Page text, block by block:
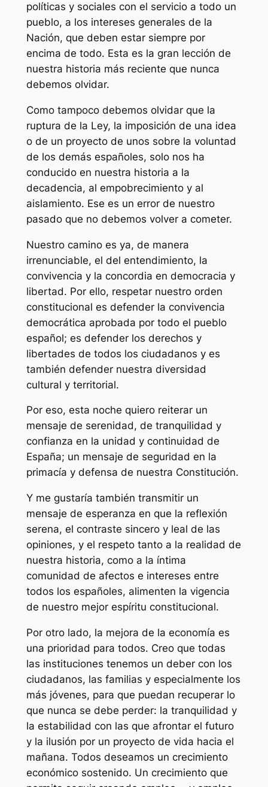
políticas y sociales con el servicio a todo un
pueblo, a los intereses generales de la
Nación, que deben estar siempre por
encima de todo. Esta es la gran lección de
nuestra historia más reciente que nunca
debemos olvidar.
Como tampoco debemos olvidar que la
ruptura de la Ley, la imposición de una idea
o de un proyecto de unos sobre la voluntad
de los demás españoles, solo nos ha
conducido en nuestra historia a la
decadencia, al empobrecimiento y al
aislamiento. Ese es un error de nuestro
pasado que no debemos volver a cometer.
Nuestro camino es ya, de manera
irrenunciable, el del entendimiento, la
convivencia y la concordia en democracia y
libertad. Por ello, respetar nuestro orden
constitucional es defender la convivencia
democrática aprobada por todo el pueblo
español; es defender los derechos y
libertades de todos los ciudadanos y es
también defender nuestra diversidad
cultural y territorial.
Por eso, esta noche quiero reiterar un
mensaje de serenidad, de tranquilidad y
confianza en la unidad y continuidad de
España; un mensaje de seguridad en la
primacía y defensa de nuestra Constitución.
Y me gustaría también transmitir un
mensaje de esperanza en que la reflexión
serena, el contraste sincero y leal de las
opiniones, y el respeto tanto a la realidad de
nuestra historia, como a la íntima
comunidad de afectos e intereses entre
todos los españoles, alimenten la vigencia
de nuestro mejor espíritu constitucional.
Por otro lado, la mejora de la economía es
una prioridad para todos. Creo que todas
las instituciones tenemos un deber con los
ciudadanos, las familias y especialmente los
más jóvenes, para que puedan recuperar lo
que nunca se debe perder: la tranquilidad y
la estabilidad con las que afrontar el futuro
y la ilusión por un proyecto de vida hacia el
mañana. Todos deseamos un crecimiento
económico sostenido. Un crecimiento que